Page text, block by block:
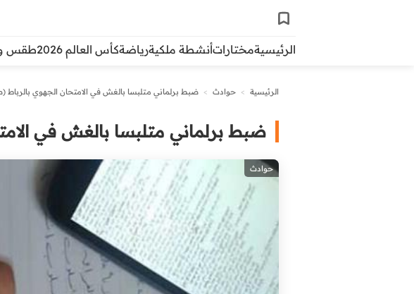
الرئيسيةمختاراتأنشطة ملكيةرياضةكأس العالم 2026 طقس
الرئيسية > حوادث > ضبط برلماني متلبسا بالغش في الامتحان الجهوي بالرباط
ضبط برلماني متلبسا بالغش في
حوادث